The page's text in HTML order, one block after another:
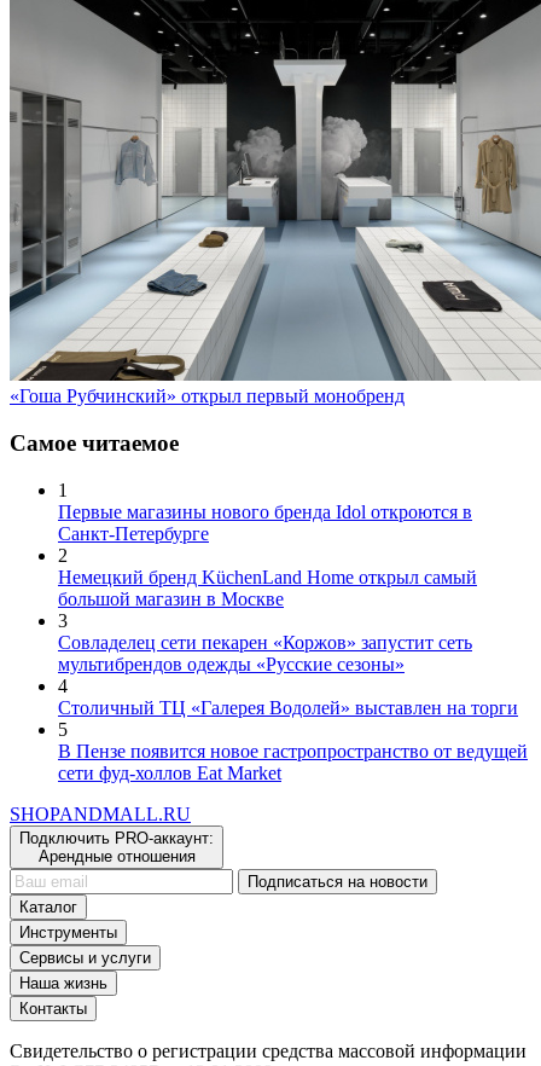
«Гоша Рубчинский» открыл первый монобренд
Первые магазины нового бренда Idol откроются в
Санкт-Петербурге
2
Немецкий бренд KüchenLand Home открыл самый
большой магазин в Москве
3
Совладелец сети пекарен «Коржов» запустит сеть
мультибрендов одежды «Русские сезоны»
4
Столичный ТЦ «Галерея Водолей» выставлен на торги
5
В Пензе появится новое гастропространство от ведущей
сети фуд-холлов Eat Market
Подключить PRO-аккаунт:
Арендные отношения
Каталог
Инструменты
Сервисы и услуги
Наша жизнь
Контакты
Эл №ФС77-34957 от 13.01.2009г.